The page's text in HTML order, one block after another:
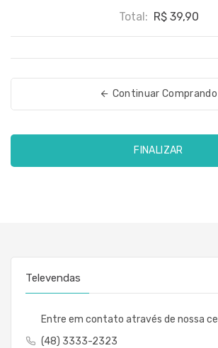
Total: R$ 39,90
Continuar Comprando
FINALIZAR
Televendas
Entre em contato através de nossa
(48) 3333-2323